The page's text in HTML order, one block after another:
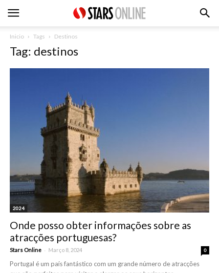
Inicio Tags Destinos
Tag: destinos
2024
Onde posso obter informações sobre as
atracções portuguesas?
Stars Online - Março 8, 2024 0
Portugal é um país fantástico com um grande número de atracções